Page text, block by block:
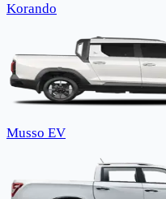
Korando
Musso EV